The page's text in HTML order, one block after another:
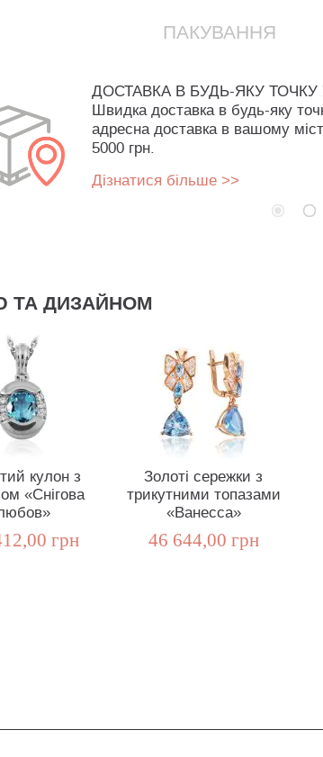
ПАКУВАННЯ
ДОСТАВКА В БУДЬ-ЯКУ ТОЧКУ
Швидка доставка в будь-яку
адресна доставка в вашому
5000 грн.
Дізнатися більше >>
ТА ДИЗАЙНОМ
кулон з
«Снігова
грн
Золоті сережки з
трикутними топазами
«Ванесса»
46 644,00 грн